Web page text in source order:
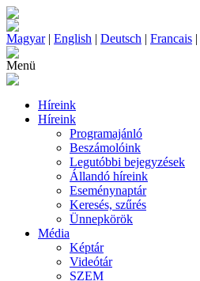
Magyar| English | Deutsch | Francais |
Menü
Híreink
Híreink
Programajánló
Beszámolóink
Legutóbbi bejegyzések
Állandó híreink
Eseménynaptár
Keresés, szűrés
Ünnepkörök
Média
Képtár
Videótár
SZEM